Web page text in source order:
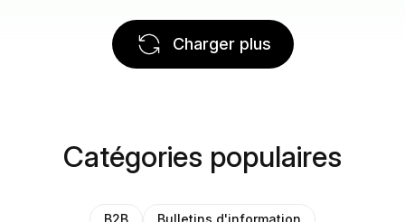
Charger plus
Catégories populaires